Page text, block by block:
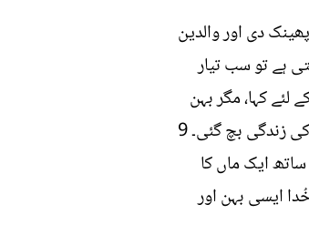
دی اور والدین
ہے تو سب تیار
لئے کہا، مگر بہن
کیسے بھائی کو تکلیف میں دیکھ کر خوش ہوسکتی تھی؟ بہن نے اپنی ذمہ داری پر بھائی کو ایک گردہ دیا اور یوں امن کی زندگی بچ گئی۔ 9
ایک ماں کا
ایسی بہن اور